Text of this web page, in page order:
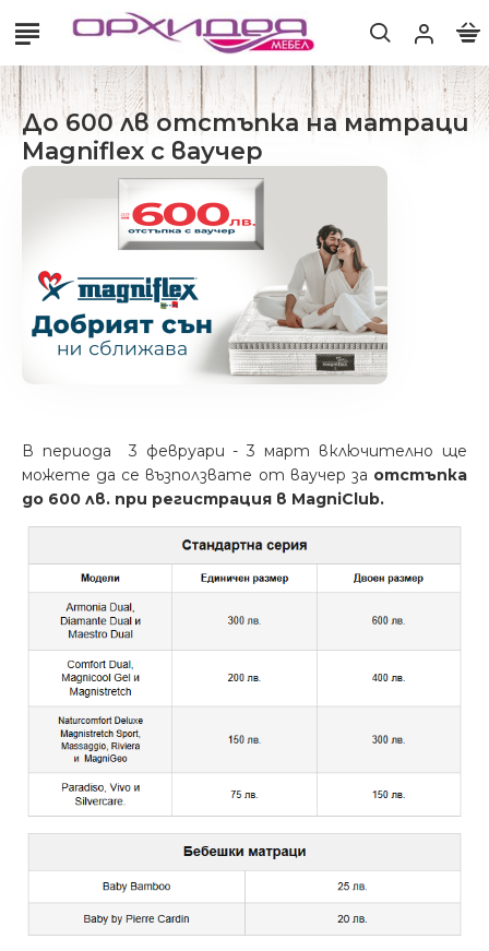
До 600 лв отстъпка на матраци
Magniflex с ваучер
В периода 3 февруари - 3 март включително ще
можете да се възползвате от ваучер за отстъпка
до 600 лв. при регистрация в MagniClub.